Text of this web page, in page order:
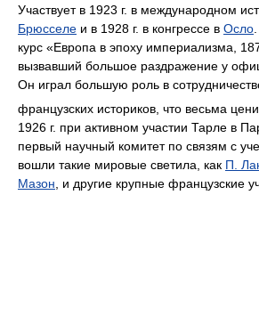
Участвует в 1923 г. в международном
Брюсселе и в 1928 г. в конгрессе в Осло
курс «Европа в эпоху империализма,
вызвавший большое раздражение у
Он играл большую роль в
французских историков, что весьма
1926 г. при активном участии Тарле в
первый научный комитет по связям с
вошли такие мировые светила, как П.
Мазон , и другие крупные французские